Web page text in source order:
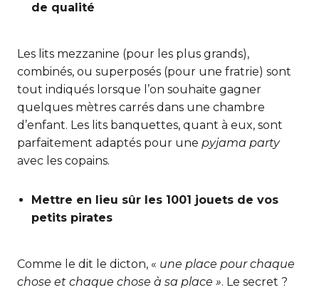
de qualité
Les lits mezzanine (pour les plus grands),
combinés, ou superposés (pour une fratrie) sont
tout indiqués lorsque l’on souhaite gagner
quelques mètres carrés dans une chambre
d’enfant. Les lits banquettes, quant à eux, sont
parfaitement adaptés pour une pyjama party
avec les copains.
Mettre en lieu sûr les 1001 jouets de vos
petits pirates
Comme le dit le dicton, « une place pour chaque
chose et chaque chose à sa place ». Le secret ?